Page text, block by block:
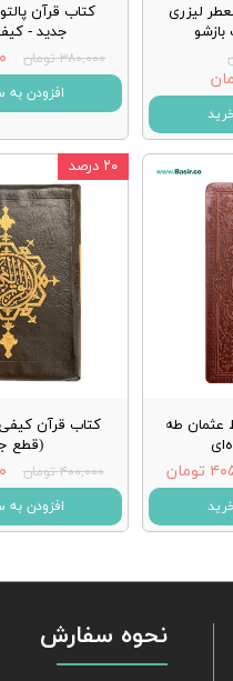
لیزری
بازشو
کتاب قرآن
جدید -
۳۸۰,۰۰۰ تومان
افزودن
عثمان طه
کتاب قرآن
(قطع
۴۰۰,۰۰۰ تومان
افزودن
۲۰ درصد
نحوه سفارش